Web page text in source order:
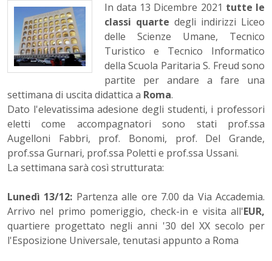
In data 13 Dicembre 2021 tutte le
classi quarte degli indirizzi Liceo
delle Scienze Umane, Tecnico
Turistico e Tecnico Informatico
della Scuola Paritaria S. Freud sono
partite per andare a fare una
settimana di uscita didattica a Roma.
Dato l'elevatissima adesione degli studenti, i professori
eletti come accompagnatori sono stati prof.ssa
Augelloni Fabbri, prof. Bonomi, prof. Del Grande,
prof.ssa Gurnari, prof.ssa Poletti e prof.ssa Ussani.
La settimana sarà così strutturata:
Lunedì 13/12: Partenza alle ore 7.00 da Via Accademia.
Arrivo nel primo pomeriggio, check-in e visita all'EUR,
quartiere progettato negli anni '30 del XX secolo per
l'Esposizione Universale, tenutasi appunto a Roma